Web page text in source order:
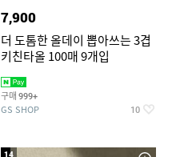
7,900
더 도톰한 올데이 뽑아쓰는 3겹
키친타올 100매 9개입
구매 999+
GS SHOP 10
14